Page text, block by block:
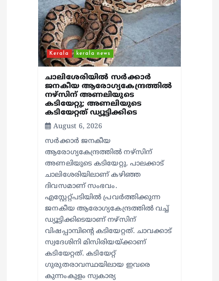
Kerala kerala news
ചാലിശേരിയില്‍ സര്‍ക്കാര്‍
ജനകീയ ആരോഗ്യകേന്ദ്രത്തില്‍
നഴ്സിന് അണലിയുടെ
കടിയേറ്റു; അണലിയുടെ
കടിയേറ്റത് ഡ്യൂട്ടിക്കിടെ
August 6, 2026
സര്‍ക്കാര്‍ ജനകീയ
ആരോഗ്യകേന്ദ്രത്തില്‍ നഴ്സിന്
അണലിയുടെ കടിയേറ്റു. പാലക്കാട്
ചാലിശേരിയിലാണ് കഴിഞ്ഞ
ദിവസമാണ് സംഭവം.
എസ്റ്റേറ്റ്പടിയില്‍ പ്രവര്‍ത്തിക്കുന്ന
ജനകീയ ആരോഗ്യകേന്ദ്രത്തില്‍ വച്ച്
ഡ്യൂട്ടിക്കിടെയാണ് നഴ്സിന്
വിഷപ്പാമ്പിന്റെ കടിയേറ്റത്. ചാവക്കാട്
സ്വദേശിനി മിസിരിയയ്ക്കാണ്
കടിയേറ്റത്. കടിയേറ്റ്
ഗുരുതരാവസ്ഥയിലായ ഇവരെ
കുന്നംകുളം സ്വകാര്യ